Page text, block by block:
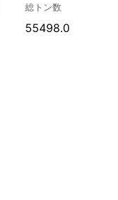
総トン数
55498.0